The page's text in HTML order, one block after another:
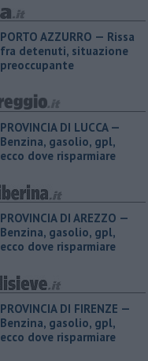
PORTO AZZURRO — Rissa
fra detenuti, situazione
preoccupante
PROVINCIA DI LUCCA — ​
Benzina, gasolio, gpl,
ecco dove risparmiare
PROVINCIA DI AREZZO — ​
Benzina, gasolio, gpl,
ecco dove risparmiare
PROVINCIA DI FIRENZE — ​
Benzina, gasolio, gpl,
ecco dove risparmiare